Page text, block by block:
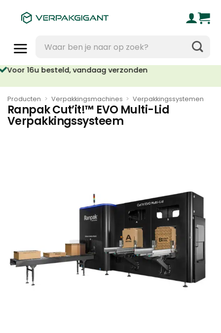
naar:
16u besteld, vandaag verzonden
Geen orderkosten vanaf €95
Producten > Verpakkingsmachines > Verpakkingssystemen
Ranpak Cut’it!™ EVO Multi-Lid
Verpakkingssysteem